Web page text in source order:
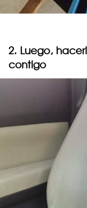
2. Luego,
contigo